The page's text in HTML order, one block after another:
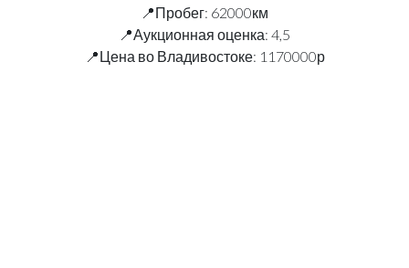
📍Пробег: 62000км
📍Аукционная оценка: 4,5
📍Цена во Владивостоке: 1170000р